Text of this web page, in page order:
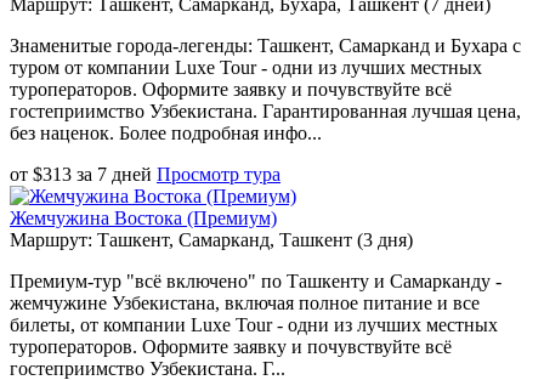
Знаменитые города-легенды: Ташкент, Самарканд и Бухара с
туром от компании Luxe Tour - одни из лучших местных
туроператоров. Оформите заявку и почувствуйте всё
гостеприимство Узбекистана. Гарантированная лучшая цена,
без наценок. Более подробная инфо...
от $313 за 7 дней Просмотр тура
Жемчужина Востока (Премиум)
Маршрут: Ташкент, Самарканд, Ташкент (3 дня)
Премиум-тур "всё включено" по Ташкенту и Самарканду -
жемчужине Узбекистана, включая полное питание и все
билеты, от компании Luxe Tour - одни из лучших местных
туроператоров. Оформите заявку и почувствуйте всё
гостеприимство Узбекистана. Г...